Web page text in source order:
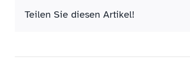
Teilen Sie diesen Artikel!